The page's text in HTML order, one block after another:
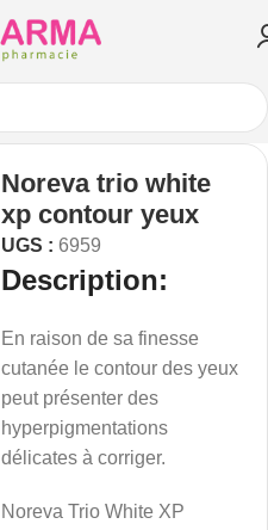
Noreva trio white
xp contour yeux
UGS : 6959
Description:
En raison de sa finesse
cutanée le contour des yeux
peut présenter des
hyperpigmentations
délicates à corriger.
Noreva Trio White XP